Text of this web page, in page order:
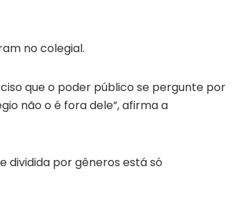
no colegial.
que o poder público se pergunte por
não o é fora dele”, afirma a
dividida por gêneros está só